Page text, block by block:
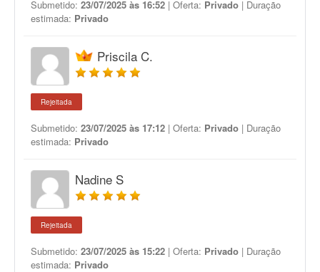
Submetido: 23/07/2025 às 16:52 | Oferta: Privado | Duração
estimada: Privado
Priscila C.
Rejeitada
Submetido: 23/07/2025 às 17:12 | Oferta: Privado | Duração
estimada: Privado
Nadine S
Rejeitada
Submetido: 23/07/2025 às 15:22 | Oferta: Privado | Duração
estimada: Privado